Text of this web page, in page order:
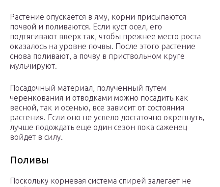
Растение опускается в яму, корни присыпаются
почвой и поливаются. Если куст осел, его
подтягивают вверх так, чтобы прежнее место роста
оказалось на уровне почвы. После этого растение
снова поливают, а почву в приствольном круге
мульчируют.
Посадочный материал, полученный путем
черенкования и отводками можно посадить как
весной, так и осенью, все зависит от состояния
растения. Если оно не успело достаточно окрепнуть,
лучше подождать еще один сезон пока саженец
войдет в силу.
Поливы
Поскольку корневая система спирей залегает не